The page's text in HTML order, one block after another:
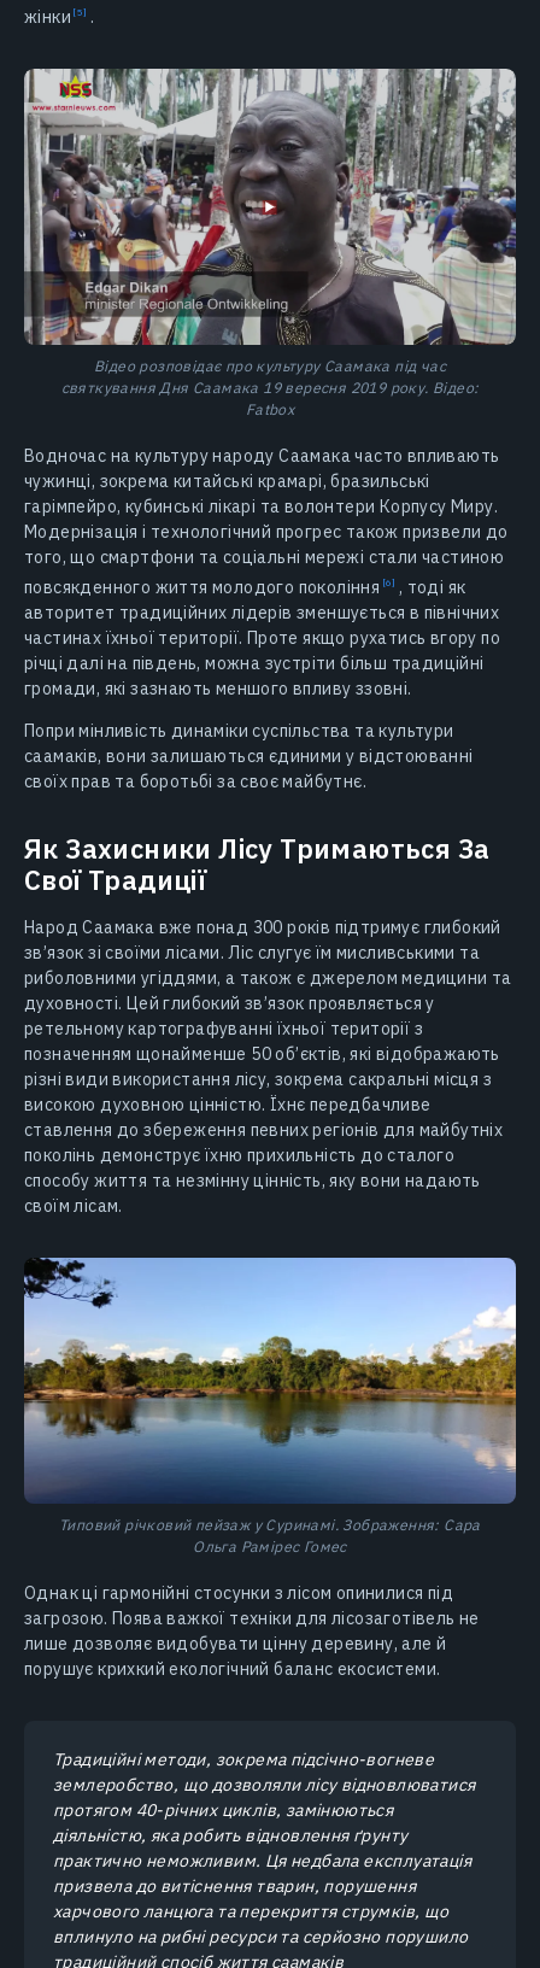
жінки
.
Відео розповідає про культуру Саамака під час
святкування Дня Саамака 19 вересня 2019 року. Відео:
Fatbox
Водночас на культуру народу Саамака часто впливають
чужинці, зокрема китайські крамарі, бразильські
гарімпейро, кубинські лікарі та волонтери Корпусу Миру.
Модернізація і технологічний прогрес також призвели до
того, що смартфони та соціальні мережі стали частиною
повсякденного життя молодого покоління , тоді як
авторитет традиційних лідерів зменшується в північних
частинах їхньої території. Проте якщо рухатись вгору по
річці далі на південь, можна зустріти більш традиційні
громади, які зазнають меншого впливу ззовні.
Попри мінливість динаміки суспільства та культури
саамаків, вони залишаються єдиними у відстоюванні
своїх прав та боротьбі за своє майбутнє.
Як Захисники Лісу Тримаються За
Свої Традиції
Народ Саамака вже понад 300 років підтримує глибокий
зв’язок зі своїми лісами. Ліс слугує їм мисливськими та
риболовними угіддями, а також є джерелом медицини та
духовності. Цей глибокий зв’язок проявляється у
ретельному картографуванні їхньої території з
позначенням щонайменше 50 об’єктів, які відображають
різні види використання лісу, зокрема сакральні місця з
високою духовною цінністю. Їхнє передбачливе
ставлення до збереження певних регіонів для майбутніх
поколінь демонструє їхню прихильність до сталого
способу життя та незмінну цінність, яку вони надають
своїм лісам.
Типовий річковий пейзаж у Суринамі. Зображення: Сара
Ольга Рамірес Гомес
Однак ці гармонійні стосунки з лісом опинилися під
загрозою. Поява важкої техніки для лісозаготівель не
лише дозволяє видобувати цінну деревину, але й
порушує крихкий екологічний баланс екосистеми.
Традиційні методи, зокрема підсічно-вогневе
землеробство, що дозволяли лісу відновлюватися
протягом 40-річних циклів, замінюються
діяльністю, яка робить відновлення ґрунту
практично неможливим. Ця недбала експлуатація
призвела до витіснення тварин, порушення
харчового ланцюга та перекриття струмків, що
вплинуло на рибні ресурси та серйозно порушило
традиційний спосіб життя саамаків